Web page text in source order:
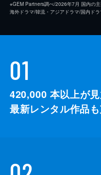
※GEM Partners調べ/2026年7⽉ 国内の
海外ドラマ/韓流・アジアドラマ/国内ド
01
420,000 本以上が見
最新レンタル作品も